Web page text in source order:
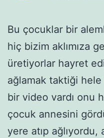
Bu çocuklar bir
hiç bizim aklımıza
üretiyorlar hayret
ağlamak taktiği
bir video vardı onu
çocuk annesini
yere atıp ağlıyordu,